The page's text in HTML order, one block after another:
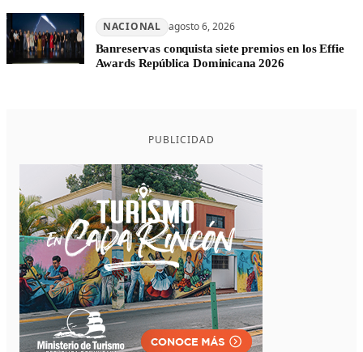
NACIONAL agosto 6, 2026
Banreservas conquista siete premios en los Effie
Awards República Dominicana 2026
PUBLICIDAD